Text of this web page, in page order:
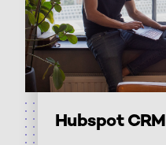
Hubspot CRM